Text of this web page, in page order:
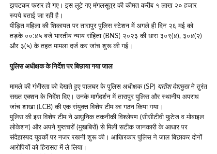
झपटकर फरार हो गए। इस लूटे गए मंगलसूत्र की कीमत करीब १ लाख २० हजार
रुपये बताई जा रही है।
पीड़ित महिला की शिकायत पर तारापुर पुलिस स्टेशन में अगले ही दिन २६ मई को
तड़के ००:४५ बजे भारतीय न्याय संहिता (BNS) २०२३ की धारा ३०९(४), ३०४(२)
और ३(५) के तहत मामला दर्ज कर जांच शुरू की गई।
पुलिस अधीक्षक के निर्देश पर बिछाया गया जाल
मामले की गंभीरता को देखते हुए पालघर के पुलिस अधीक्षक (SP) यतीश देशमुखने तुरंत
सख्त एक्शन के निर्देश दिए। उनके मार्गदर्शन में तारापुर पुलिस और स्थानीय अपराध
जांच शाखा (LCB) की एक संयुक्त विशेष टीम का गठन किया गया।
पुलिस की इस विशेष टीम ने आधुनिक तकनीकी विश्लेषण (सीसीटीवी फुटेज व मोबाइल
लोकेशन) और अपने गुप्तचरों (मुखबिरों) से मिली सटीक जानकारी के आधार पर
संदेहास्पद युवकों पर नजर रखनी शुरू की। आखिरकार पुलिस ने जाल बिछाकर दोनों
आरोपियों को हिरासत में ले लिया।